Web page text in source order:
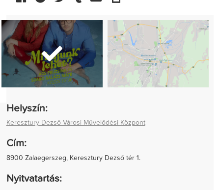
Helyszín:
Keresztury Dezső Városi Művelődési Központ
Cím:
8900 Zalaegerszeg, Keresztury Dezső tér 1.
Nyitvatartás: